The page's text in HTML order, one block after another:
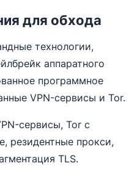
для обхода
технологии,
аппаратного
программное
VPN-сервисы и Tor.
сервисы, Tor с
резидентные прокси,
TLS.